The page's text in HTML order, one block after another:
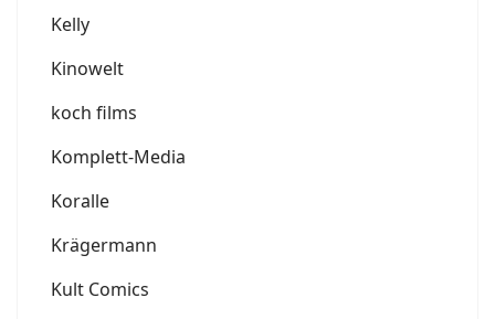
Kelly
Kinowelt
koch films
Komplett-Media
Koralle
Krägermann
Kult Comics